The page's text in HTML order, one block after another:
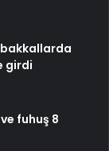
girdi
fuhuş 8